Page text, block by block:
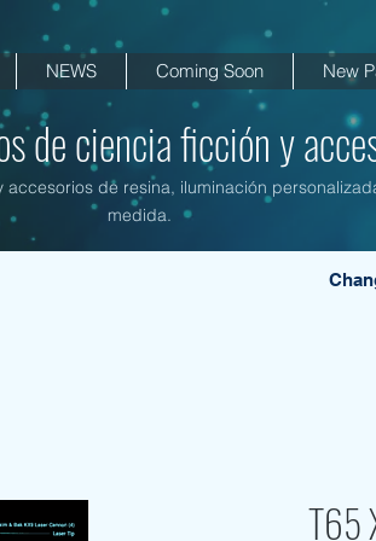
NEWS Coming Soon New
de ciencia ficción y
de resina, iluminación
medida.
T65